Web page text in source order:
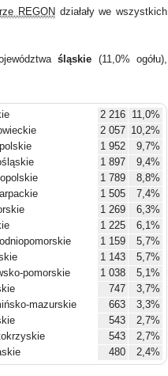
2014
20 226
REGON działały we wszystkich
śląskie (11,0% ogółu),
2 216 11,0%
2 057 10,2%
1 952
9,7%
1 897
9,4%
1 789
8,8%
1 505
7,4%
1 269
6,3%
1 225
6,1%
1 159
5,7%
1 143
5,7%
pomorskie
1 038
5,1%
747
3,7%
mazurskie
663
3,3%
543
2,7%
543
2,7%
480 2,4%